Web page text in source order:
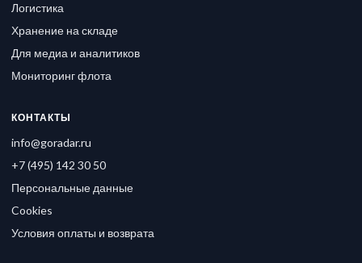
Логистика
Хранение на складе
Для медиа и аналитиков
Мониторинг флота
КОНТАКТЫ
info@goradar.ru
+7 (495) 142 30 50
Персональные данные
Cookies
Условия оплаты и возврата